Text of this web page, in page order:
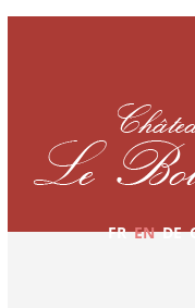
FR EN DE